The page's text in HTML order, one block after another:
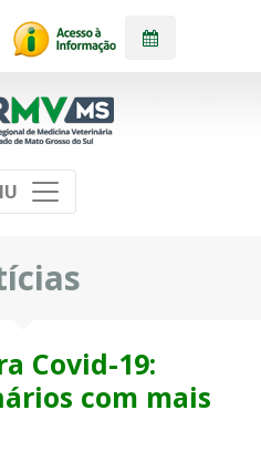
Covid-19:
com mais